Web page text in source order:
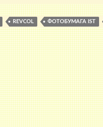
REVCOL ФОТОБУМАГА IST